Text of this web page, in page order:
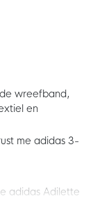
wreefband,
en
me adidas 3-
adidas Adilette
Cloudfoam-